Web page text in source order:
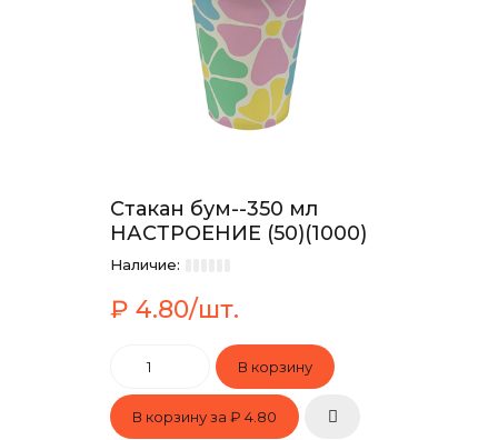
Стакан бум--350 мл
НАСТРОЕНИЕ (50)(1000)
Наличие:
₽ 4.80/шт.
В корзину за ₽ 4.80